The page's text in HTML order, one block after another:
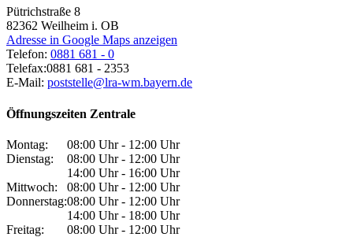
Pütrichstraße 8
82362 Weilheim i. OB
Adresse in Google Maps anzeigen
Telefon: 0881 681 - 0
Telefax:0881 681 - 2353
E-Mail: poststelle@lra-wm.bayern.de
Öffnungszeiten Zentrale
Montag:
08:00 Uhr - 12:00 Uhr
Dienstag:
08:00 Uhr - 12:00 Uhr
14:00 Uhr - 16:00 Uhr
Mittwoch:
08:00 Uhr - 12:00 Uhr
Donnerstag:08:00 Uhr - 12:00 Uhr
14:00 Uhr - 18:00 Uhr
Freitag:
08:00 Uhr - 12:00 Uhr